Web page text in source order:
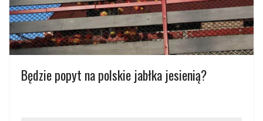
Będzie popyt na polskie jabłka jesienią?